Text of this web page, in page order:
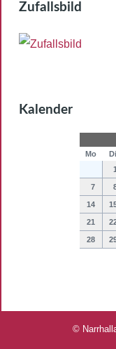
Zufallsbild
Kalender
Mo Di
1
7
14
21
28
©